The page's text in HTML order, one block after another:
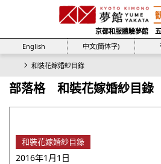
京都和服體驗夢館
English
中文(簡体字)
和裝花嫁婚紗目錄
部落格 和裝花嫁婚紗目錄
和裝花嫁婚紗目錄
2016年1月1日